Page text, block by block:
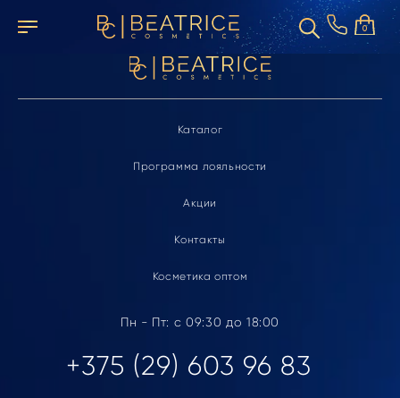
0
Элемент не найден
Каталог
Программа лояльности
Акции
Контакты
Косметика оптом
Пн - Пт: с 09:30 до 18:00
+375 (29) 603 96 83